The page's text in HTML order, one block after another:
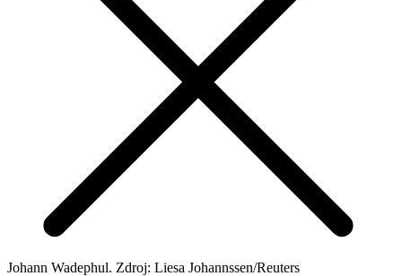
Johann Wadephul. Zdroj: Liesa Johannssen/Reuters